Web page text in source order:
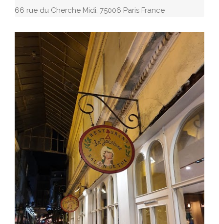
66 rue du Cherche Midi, 75006 Paris France